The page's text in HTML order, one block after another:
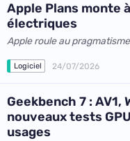
Apple Plans monte
électriques
Apple roule au pragmatisme
Logiciel 24/07/2026
Geekbench 7 : AV1,
nouveaux tests
usages